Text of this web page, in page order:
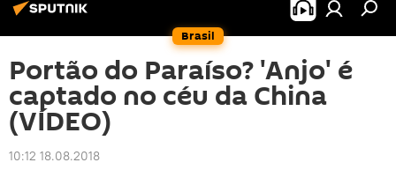
Brasil
Portão do Paraíso? 'Anjo' é
captado no céu da China
(VÍDEO)
10:12 18.08.2018